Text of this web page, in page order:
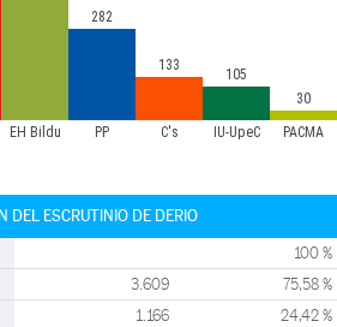
EH Bildu PP C's IU-UpeC PACMA
282
133
105
30
DEL ESCRUTINIO DE DERIO
100 %
3.609 75,58 %
1.166 24,42 %